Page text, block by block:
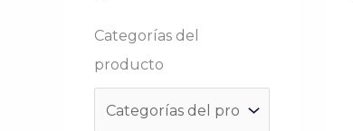
Categorías del
producto